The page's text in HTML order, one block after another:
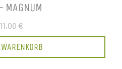
MAGNUM
€